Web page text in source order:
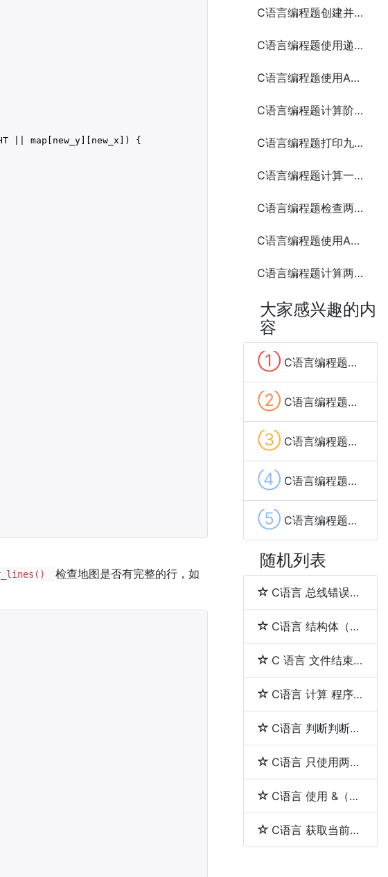
|| map[new_y][new_x]) {
检查地图是否有完整的行，如
C语言编程题创建并写入文本文件
C语言编程题使用递归计算一个整数的阶乘
C语言编程题使用ASCII码绘制一个简单的房子
C语言编程题计算阶乘5种方法
C语言编程题打印九九乘法表
C语言编程题计算一个整数的各位数字之和
C语言编程题检查两个数组是否相等
C语言编程题使用ASCII码打印一个笑脸
C语言编程题计算两个矩阵的乘积
大家感兴趣的内
容
① C语言编程题计算一个整数的各位数字之和
② C语言编程题计算数组中的最大和最小值5种方法
③ C语言编程题计算数组的平均值6种方法
④ C语言编程题计算阶乘5种方法
⑤ C语言编程题计算1到n的所有偶数之和
随机列表
C语言 总线错误（bus error）与段错误（segmentation fault）
C语言 结构体（struct）和联合体（union）的区别
C 语言 文件结束（EOF）
C语言 计算 程序的执行时间
C语言 判断判断用户输入的是否是一个整数
C语言 只使用两个指针反转一个单向链表
C语言 使用 &（取地址符）和 *（解引用符）
C语言 获取当前工作目录